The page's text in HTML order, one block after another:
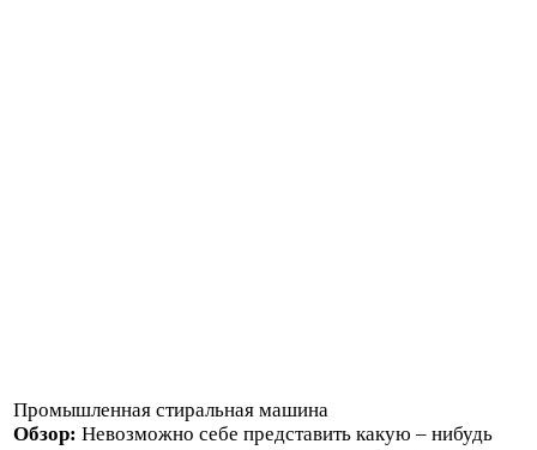
Промышленная стиральная машина
Обзор: Невозможно себе представить какую – нибудь